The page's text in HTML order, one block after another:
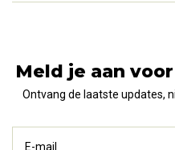
Meld je aan
Ontvang de laatste updates,